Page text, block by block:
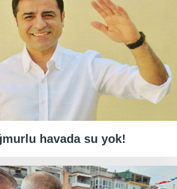
havada su yok!